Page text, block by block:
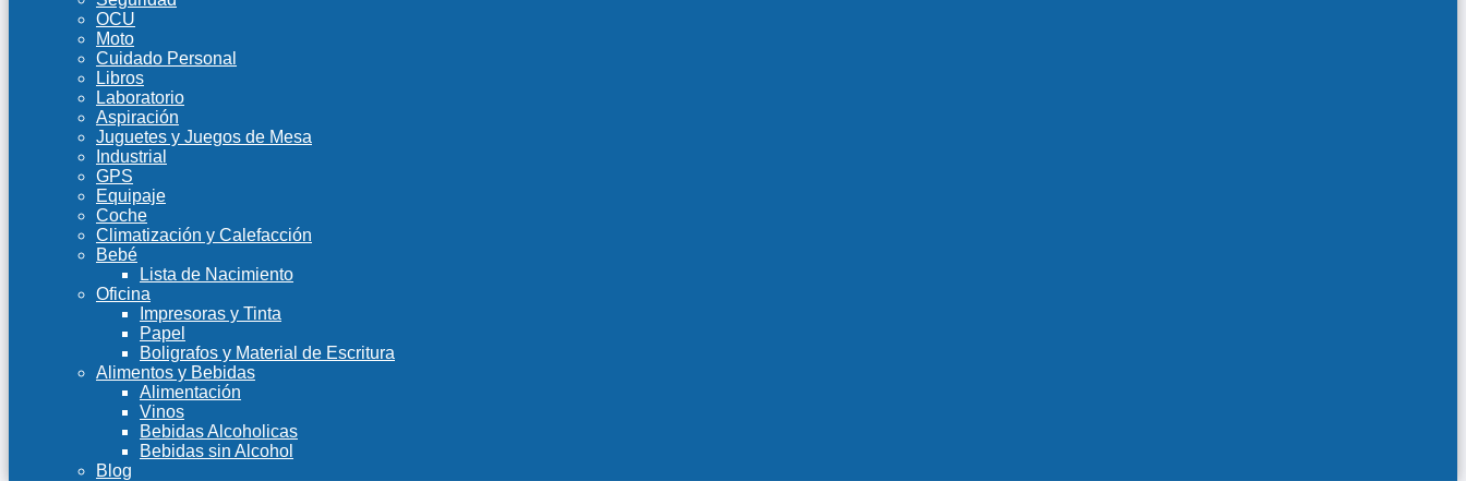
OCU
Moto
Cuidado Personal
Libros
Laboratorio
Aspiración
Juguetes y Juegos de Mesa
Industrial
GPS
Equipaje
Coche
Climatización y Calefacción
Bebé
Lista de Nacimiento
Oficina
Impresoras y Tinta
Papel
Boligrafos y Material de Escritura
Alimentos y Bebidas
Alimentación
Vinos
Bebidas Alcoholicas
Bebidas sin Alcohol
Blog